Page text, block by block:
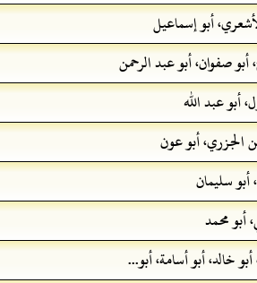
أبو إسماعيل
صفوان، أبو عبد الرحمن
أبو عبد الله
أبو عون
سليمان
أبو محمد
خالد، أبو أسامة، أبو...